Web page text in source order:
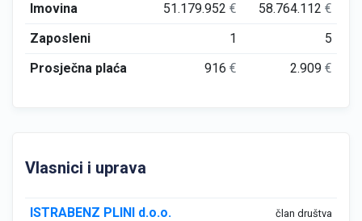
Imovina
51.179.952€ 58.764.112€
Zaposleni
1
5
Prosječna plaća
916€ 2.909€
Vlasnici i uprava
ISTRABENZ PLINI d.o.o. član društva